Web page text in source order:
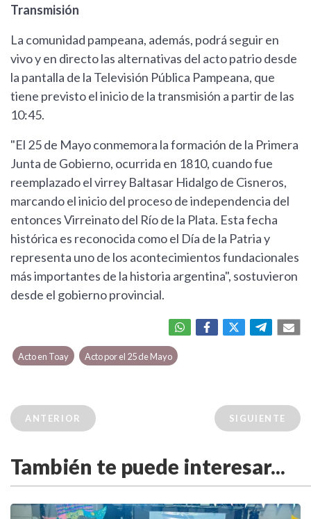
Transmisión
La comunidad pampeana, además, podrá seguir en
vivo y en directo las alternativas del acto patrio desde
la pantalla de la Televisión Pública Pampeana, que
tiene previsto el inicio de la transmisión a partir de las
10:45.
"El 25 de Mayo conmemora la formación de la Primera
Junta de Gobierno, ocurrida en 1810, cuando fue
reemplazado el virrey Baltasar Hidalgo de Cisneros,
marcando el inicio del proceso de independencia del
entonces Virreinato del Río de la Plata. Esta fecha
histórica es reconocida como el Día de la Patria y
representa uno de los acontecimientos fundacionales
más importantes de la historia argentina", sostuvieron
desde el gobierno provincial.
Acto en Toay Acto por el 25 de Mayo
ANTERIOR SIGUIENTE
También te puede interesar...